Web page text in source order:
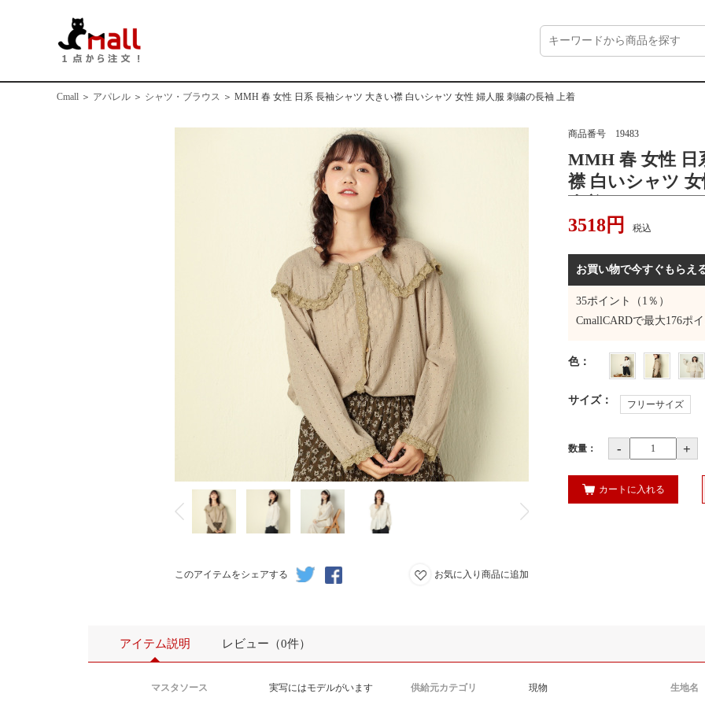
Cmall ＞ アパレル ＞ シャツ・ブラウス ＞ MMH 春 女性 日系 長袖シャツ 大きい襟 白いシャツ 女性 婦人服 刺繍の長袖 上着
このアイテムをシェアする お気に入り商品に追加
商品番号 19483
MMH 春 女性 日
襟 白いシャツ
3518円 税込
お買い物で今すぐもらえ
35ポイント（1％）
CmallCARDで最大176ポ
色：
サイズ： フリーサイズ
数量： - +
カートに入れる
アイテム説明 レビュー（0件）
マスタソース 実写にはモデルがいます 供給元カテゴリ 現物 生地名